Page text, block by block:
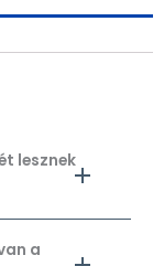
lesznek
a